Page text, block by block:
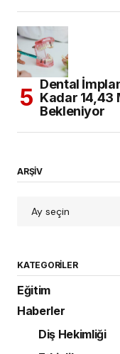
Dental
Kadar 14,43
Bekleniyor
ARŞİV
KATEGORILER
Eğitim
Haberler
Diş Hekimliği